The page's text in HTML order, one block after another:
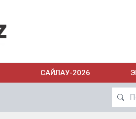
САЙЛАУ-2026